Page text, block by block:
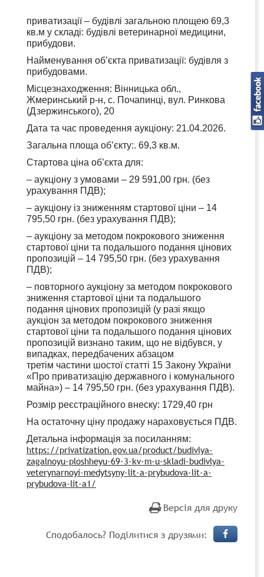
приватизації – будівлі загальною площею 69,3
кв.м у складі: будівлі ветеринарної медицини,
прибудови.
Найменування об’єкта приватизації: будівля з
прибудовами.
Місцезнаходження: Вінницька обл.,
Жмеринський р-н, с. Почапинці, вул. Ринкова
(Дзержинського), 20
Дата та час проведення аукціону: 21.04.2026.
Загальна площа об’єкту:. 69,3 кв.м.
Стартова ціна об’єкта для:
– аукціону з умовами – 29 591,00 грн. (без
урахування ПДВ);
– аукціону із зниженням стартової ціни – 14
795,50 грн. (без урахування ПДВ);
– аукціону за методом покрокового зниження
стартової ціни та подальшого подання цінових
пропозицій – 14 795,50 грн. (без урахування
ПДВ);
– повторного аукціону за методом покрокового
зниження стартової ціни та подальшого
подання цінових пропозицій (у разі якщо
аукціон за методом покрокового зниження
стартової ціни та подальшого подання цінових
пропозицій визнано таким, що не відбувся, у
випадках, передбачених абзацом
третім частини шостої статті 15 Закону України
«Про приватизацію державного і комунального
майна») – 14 795,50 грн. (без урахування ПДВ).
Розмір реєстраційного внеску: 1729,40 грн
На остаточну ціну продажу нараховується ПДВ.
Детальна інформація за посиланням:
https://privatization.gov.ua/product/budivlya-
zagalnoyu-ploshheyu-69-3-kv-m-u-skladi-budivlya-
veterynarnoyi-medytsyny-lit-a-prybudova-lit-a-
prybudova-lit-a1/
Версія для друку
Сподобалось? Поділитися з друзями: